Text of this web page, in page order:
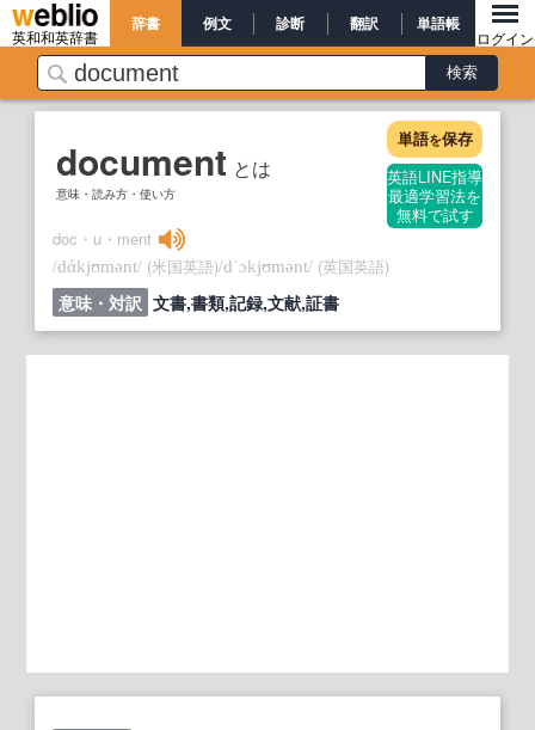
英和和英辞書
辞書 例文 診断 翻訳 単語帳
ログイン
document とは
意味・読み方・使い方
単語を保存
英語LINE指導
最適学習法を
無料で試す
doc・u・ment
/dάkjʊmənt/ (米国英語)/dˈɔkjʊmənt/ (英国英語)
意味・対訳 文書,書類,記録,文献,証書